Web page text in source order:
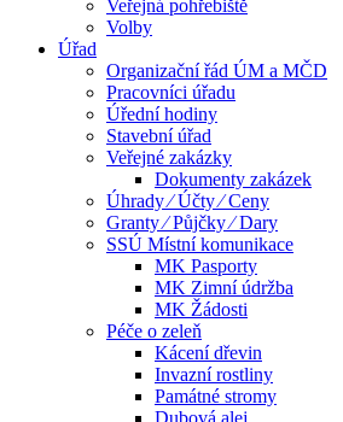
Veřejná pohřebiště
Volby
Úřad
Organizační řád ÚM a MČD
Pracovníci úřadu
Úřední hodiny
Stavební úřad
Veřejné zakázky
Dokumenty zakázek
Úhrady ⁄ Účty ⁄ Ceny
Granty ⁄ Půjčky ⁄ Dary
SSÚ Místní komunikace
MK Pasporty
MK Zimní údržba
MK Žádosti
Péče o zeleň
Kácení dřevin
Invazní rostliny
Památné stromy
Dubová alej